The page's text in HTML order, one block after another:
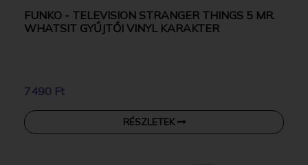
FUNKO - TELEVISION STRANGER THINGS 5 MR.
WHATSIT GYŰJTŐI VINYL KARAKTER
7490 Ft
RÉSZLETEK